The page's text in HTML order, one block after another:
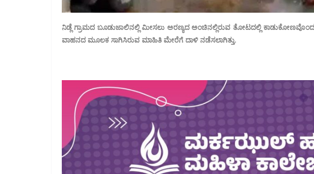
ನಿಡ್ಲೆ ಗ್ರಾಮದ ಬೂಡುಜಾಲಿನಲ್ಲಿ ಮೀಸಲು ಅರಣ್ಯದ ಅಂಚಿನಲ್ಲಿರುವ ತೋಟದಲ್ಲಿ
ವಾಹನದ ಮೂಲಕ ಸಾಗಿಸಿರುವ ಮಾಹಿತಿ ಮೇರೆಗೆ ದಾಳಿ ನಡೆಸಲಾಗಿತ್ತು.